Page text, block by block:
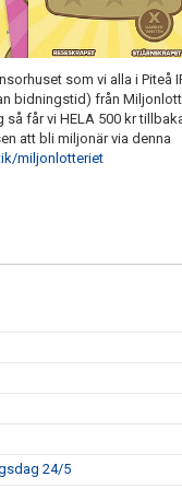
som vi alla i Piteå
bidningstid) från
får vi HELA 500 kr
att bli miljonär via denna
miljonlotteriet
24/5